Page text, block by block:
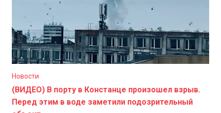
Новости
(ВИДЕО) В порту в Констанце произошел взрыв.
Перед этим в воде заметили подозрительный